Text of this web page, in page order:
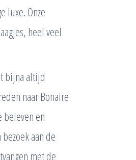
luxe. Onze
heel veel
bijna altijd
naar Bonaire
beleven en
aan de
met de